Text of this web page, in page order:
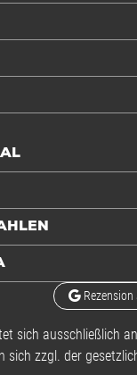
Rezension
sich ausschließlich
sich zzgl. der